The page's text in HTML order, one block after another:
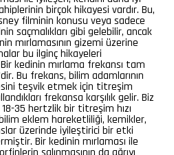
birçok hikayesi vardır. Bu,
filminin konusu veya sadece
saçmalıkları gibi gelebilir, ancak
mırlamasının gizemi üzerine
bu ilginç hikayeleri
kedinin mırlama frekansı tam
Bu frekans, bilim adamlarının
teşvik etmek için titreşim
frekansa karşılık gelir. Biz
35 hertzlik bir titreşim hızı
bilim eklem hareketliliği, kemikler,
üzerinde iyileştirici bir etki
Bir kedinin mırlaması ile